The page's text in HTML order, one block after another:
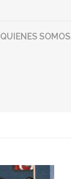
QUIENES SOMOS